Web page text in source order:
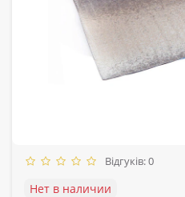
Відгуків: 0
Нет в наличии